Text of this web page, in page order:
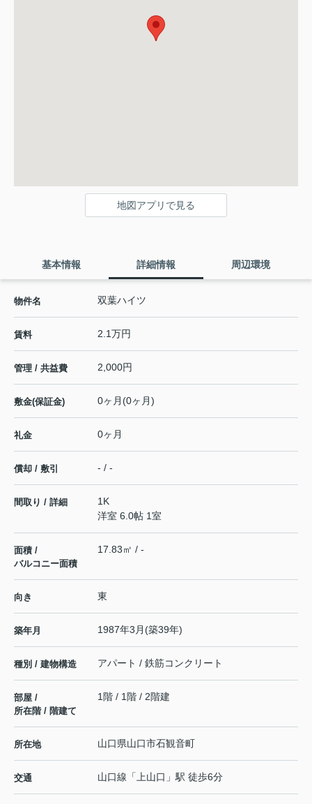
地図アプリで見る
基本情報 詳細情報 周辺環境
物件名 双葉ハイツ
賃料 2.1万円
管理 / 共益費 2,000円
敷金(保証金) 0ヶ月(0ヶ月)
礼金 0ヶ月
償却 / 敷引 - / -
間取り / 詳細
1K
洋室 6.0帖 1室
面積 /
バルコニー面積
17.83㎡ / -
向き 東
築年月 1987年3月(築39年)
種別 / 建物構造 アパート / 鉄筋コンクリート
部屋 /
所在階 / 階建て
1階 / 1階 / 2階建
所在地 山口県山口市石観音町
交通 山口線 「上山口 」駅 徒歩6分